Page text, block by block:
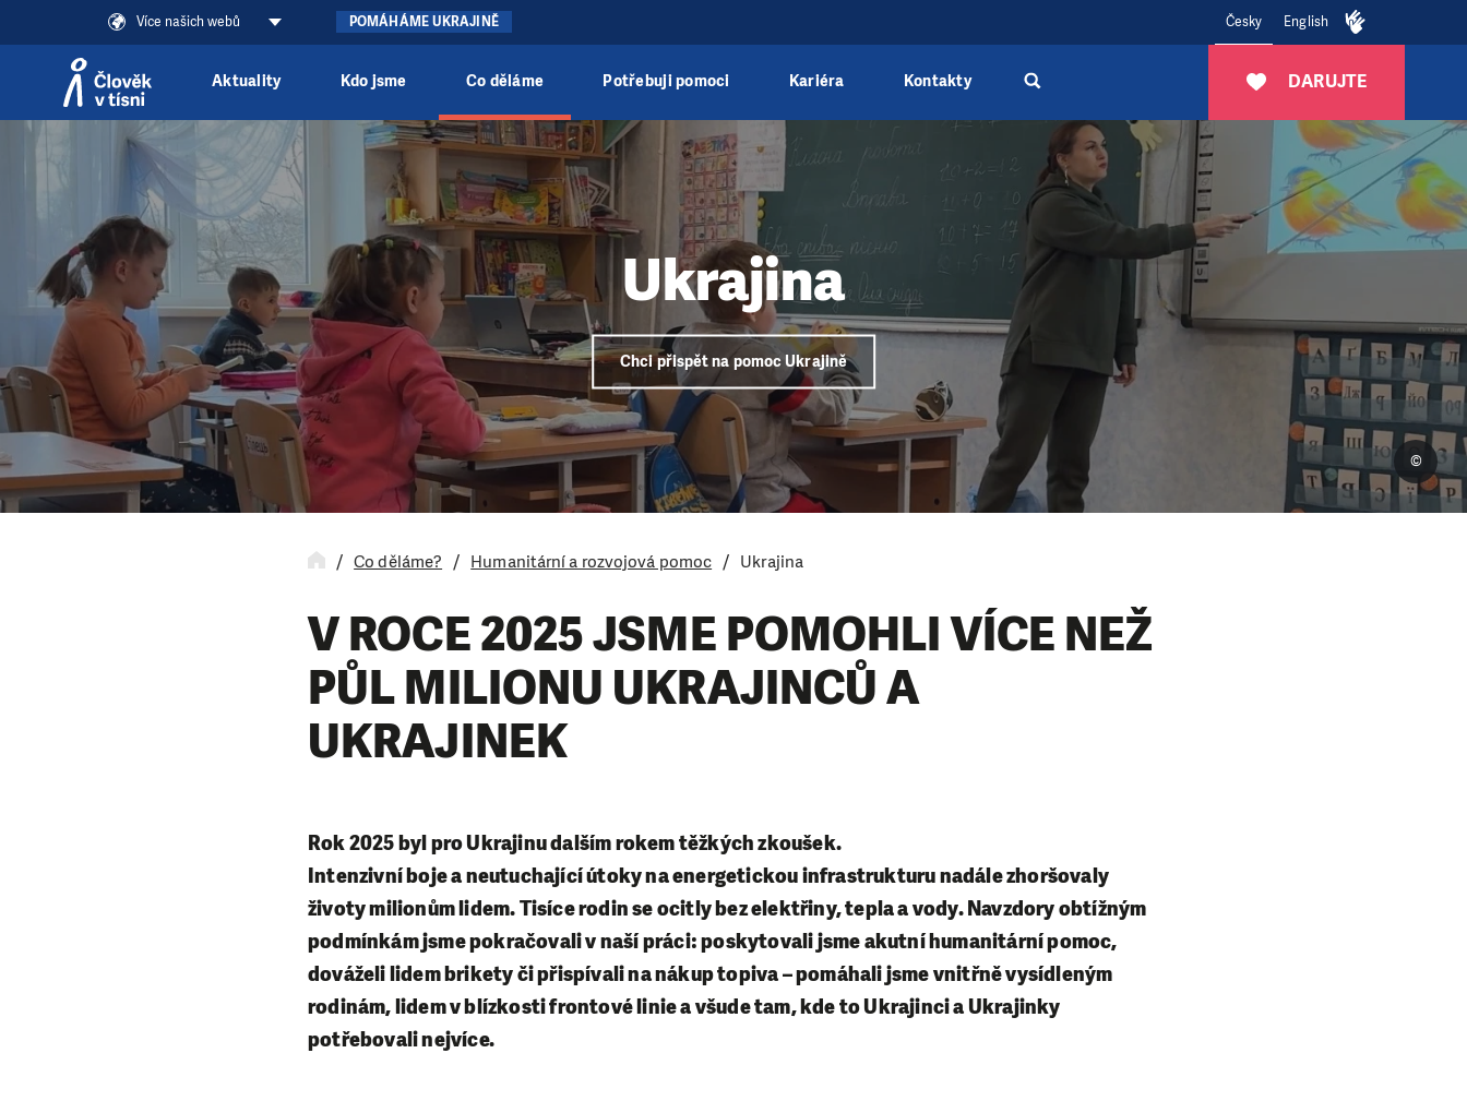
Přeskočit na obsah
Více našich webů POMÁHÁME UKRAJINĚ Česky English
DARUJTE
Aktuality Kdo jsme Co děláme Potřebuji pomoci Kariéra Kontakty
Ukrajina
Chci přispět na pomoc Ukrajině
©
Co děláme? Humanitární a rozvojová pomoc Ukrajina
V ROCE 2025 JSME POMOHLI VÍCE NEŽ
PŮL MILIONU UKRAJINCŮ A
UKRAJINEK
Rok 2025 byl pro Ukrajinu dalším rokem těžkých zkoušek.
Intenzivní boje a neutuchající útoky na energetickou infrastrukturu nadále zhoršovaly
životy milionům lidem. Tisíce rodin se ocitly bez elektřiny, tepla a vody. Navzdory obtížným
podmínkám jsme pokračovali v naší práci: poskytovali jsme akutní humanitární pomoc,
dováželi lidem brikety či přispívali na nákup topiva – pomáhali jsme vnitřně vysídleným
rodinám, lidem v blízkosti frontové linie a všude tam, kde to Ukrajinci a Ukrajinky
potřebovali nejvíce.